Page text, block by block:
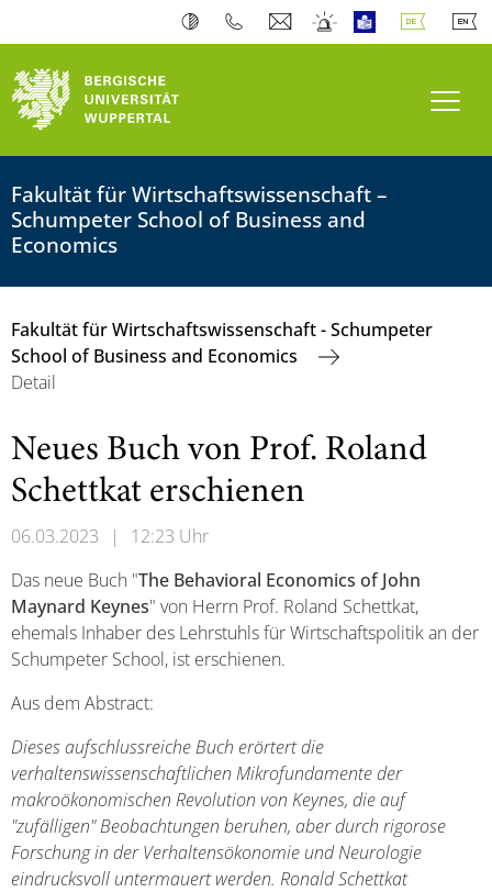
Fakultät für Wirtschaftswissenschaft –
Schumpeter School of Business and
Economics
Fakultät für Wirtschaftswissenschaft - Schumpeter
School of Business and Economics
Detail
Neues Buch von Prof. Roland
Schettkat erschienen
06.03.2023 |
12:23 Uhr
Das neue Buch "The Behavioral Economics of John
Maynard Keynes" von Herrn Prof. Roland Schettkat,
ehemals Inhaber des Lehrstuhls für Wirtschaftspolitik an der
Schumpeter School, ist erschienen.
Aus dem Abstract:
Dieses aufschlussreiche Buch erörtert die
verhaltenswissenschaftlichen Mikrofundamente der
makroökonomischen Revolution von Keynes, die auf
"zufälligen" Beobachtungen beruhen, aber durch rigorose
Forschung in der Verhaltensökonomie und Neurologie
eindrucksvoll untermauert werden. Ronald Schettkat